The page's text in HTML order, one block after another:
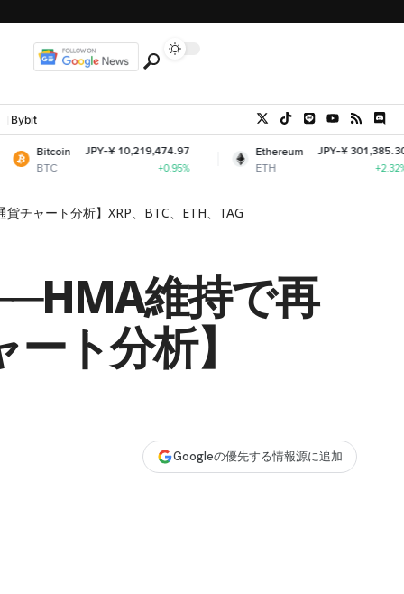
Bybit
JPY-¥ 10,219,474.97
Ethereum
JPY-¥ 301,385.30
チャート分析】XRP、BTC、ETH、TAG
維持で再
ト分析】
Googleの優先する情報源に追加